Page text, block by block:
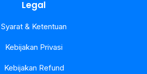
Legal
Syarat & Ketentuan
Kebijakan Privasi
Kebijakan Refund